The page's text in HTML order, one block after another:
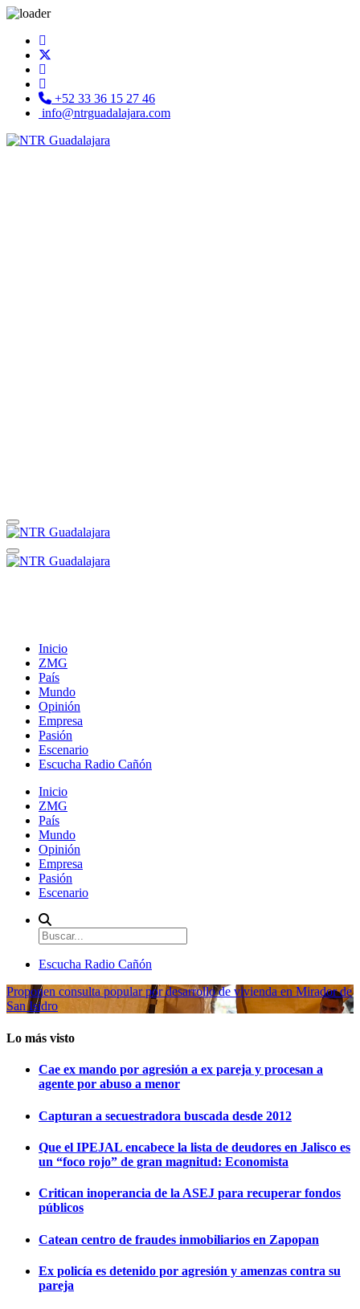
+52 33 36 15 27 46
info@ntrguadalajara.com
Inicio
ZMG
País
Mundo
Opinión
Empresa
Pasión
Escenario
Escucha Radio Cañón
Inicio
ZMG
País
Mundo
Opinión
Empresa
Pasión
Escenario
Escucha Radio Cañón
Proponen consulta popular por desarrollo de vivienda en Mirador de
San Isidro
Lo más visto
Cae ex mando por agresión a ex pareja y procesan a
agente por abuso a menor
Capturan a secuestradora buscada desde 2012
Que el IPEJAL encabece la lista de deudores en Jalisco es
un “foco rojo” de gran magnitud: Economista
Critican inoperancia de la ASEJ para recuperar fondos
públicos
Catean centro de fraudes inmobiliarios en Zapopan
Ex policía es detenido por agresión y amenzas contra su
pareja